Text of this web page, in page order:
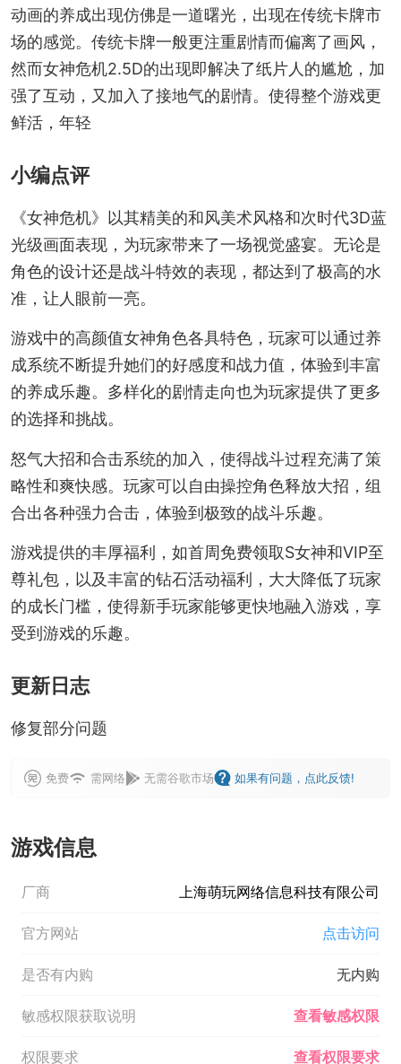
动画的养成出现仿佛是一道曙光，出现在传统卡牌市
场的感觉。传统卡牌一般更注重剧情而偏离了画风，
然而女神危机2.5D的出现即解决了纸片人的尴尬，加
强了互动，又加入了接地气的剧情。使得整个游戏更
鲜活，年轻
小编点评
《女神危机》以其精美的和风美术风格和次时代3D蓝
光级画面表现，为玩家带来了一场视觉盛宴。无论是
角色的设计还是战斗特效的表现，都达到了极高的水
准，让人眼前一亮。
游戏中的高颜值女神角色各具特色，玩家可以通过养
成系统不断提升她们的好感度和战力值，体验到丰富
的养成乐趣。多样化的剧情走向也为玩家提供了更多
的选择和挑战。
怒气大招和合击系统的加入，使得战斗过程充满了策
略性和爽快感。玩家可以自由操控角色释放大招，组
合出各种强力合击，体验到极致的战斗乐趣。
游戏提供的丰厚福利，如首周免费领取S女神和VIP至
尊礼包，以及丰富的钻石活动福利，大大降低了玩家
的成长门槛，使得新手玩家能够更快地融入游戏，享
受到游戏的乐趣。
更新日志
修复部分问题
免费 需网络 无需谷歌市场 如果有问题，点此反馈!
游戏信息
厂商 上海萌玩网络信息科技有限公司
官方网站 点击访问
是否有内购 无内购
敏感权限获取说明 查看敏感权限
权限要求 查看权限要求